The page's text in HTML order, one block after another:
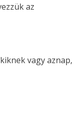
az
vagy aznap,